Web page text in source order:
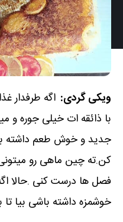
ویکی گردی: اگه طرفدار
با ذائقه ات خیلی جوره و
جدید و خوش طعم داشته
کن.ته چین ماهی رو
فصل ها درست کنی .حالا
خوشمزه داشته باشی بیا